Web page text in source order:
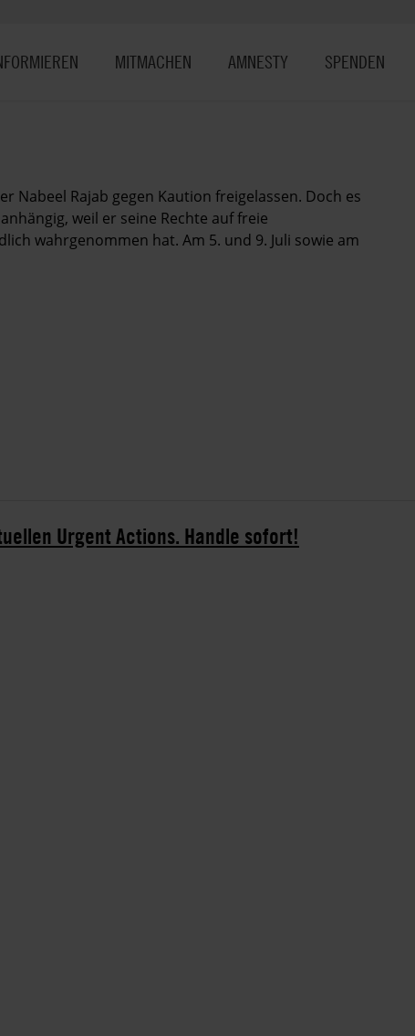
MITMACHEN AMNESTY SPENDEN
Nabeel Rajab gegen Kaution freigelassen. Doch es
weil er seine Rechte auf freie
wahrgenommen hat. Am 5. und 9. Juli sowie am
Urgent Actions. Handle sofort!